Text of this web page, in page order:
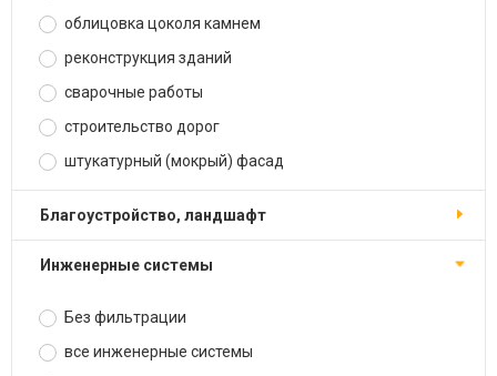
облицовка цоколя камнем
реконструкция зданий
сварочные работы
строительство дорог
штукатурный (мокрый) фасад
благоустройство, ландшафт
инженерные системы
Без фильтрации
все инженерные системы